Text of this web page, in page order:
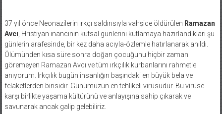
37 yıl önce Neonazilerin ırkçı saldırısıyla vahşice öldürülen Ramazan
Avcı, Hristiyan inancının kutsal günlerini kutlamaya hazırlandıklari şu
günlerin arafesinde, bir kez daha acıyla-özlemle hatırlanarak anıldı.
Ölümünden kısa süre sonra doğan çocuğunu hiçbir zaman
göremeyen Ramazan Avcı ve tüm ırkçılık kurbanlarını rahmetle
anıyorum. Irkçılık bugün insanlığın başındaki en büyük bela ve
felaketlerden birisidir. Günümüzün en tehlikeli virüsüdür. Bu virüse
karşı birlikte yaşama kültürünü ve anlayışına sahip çıkarak ve
savunarak ancak galip gelebiliriz.